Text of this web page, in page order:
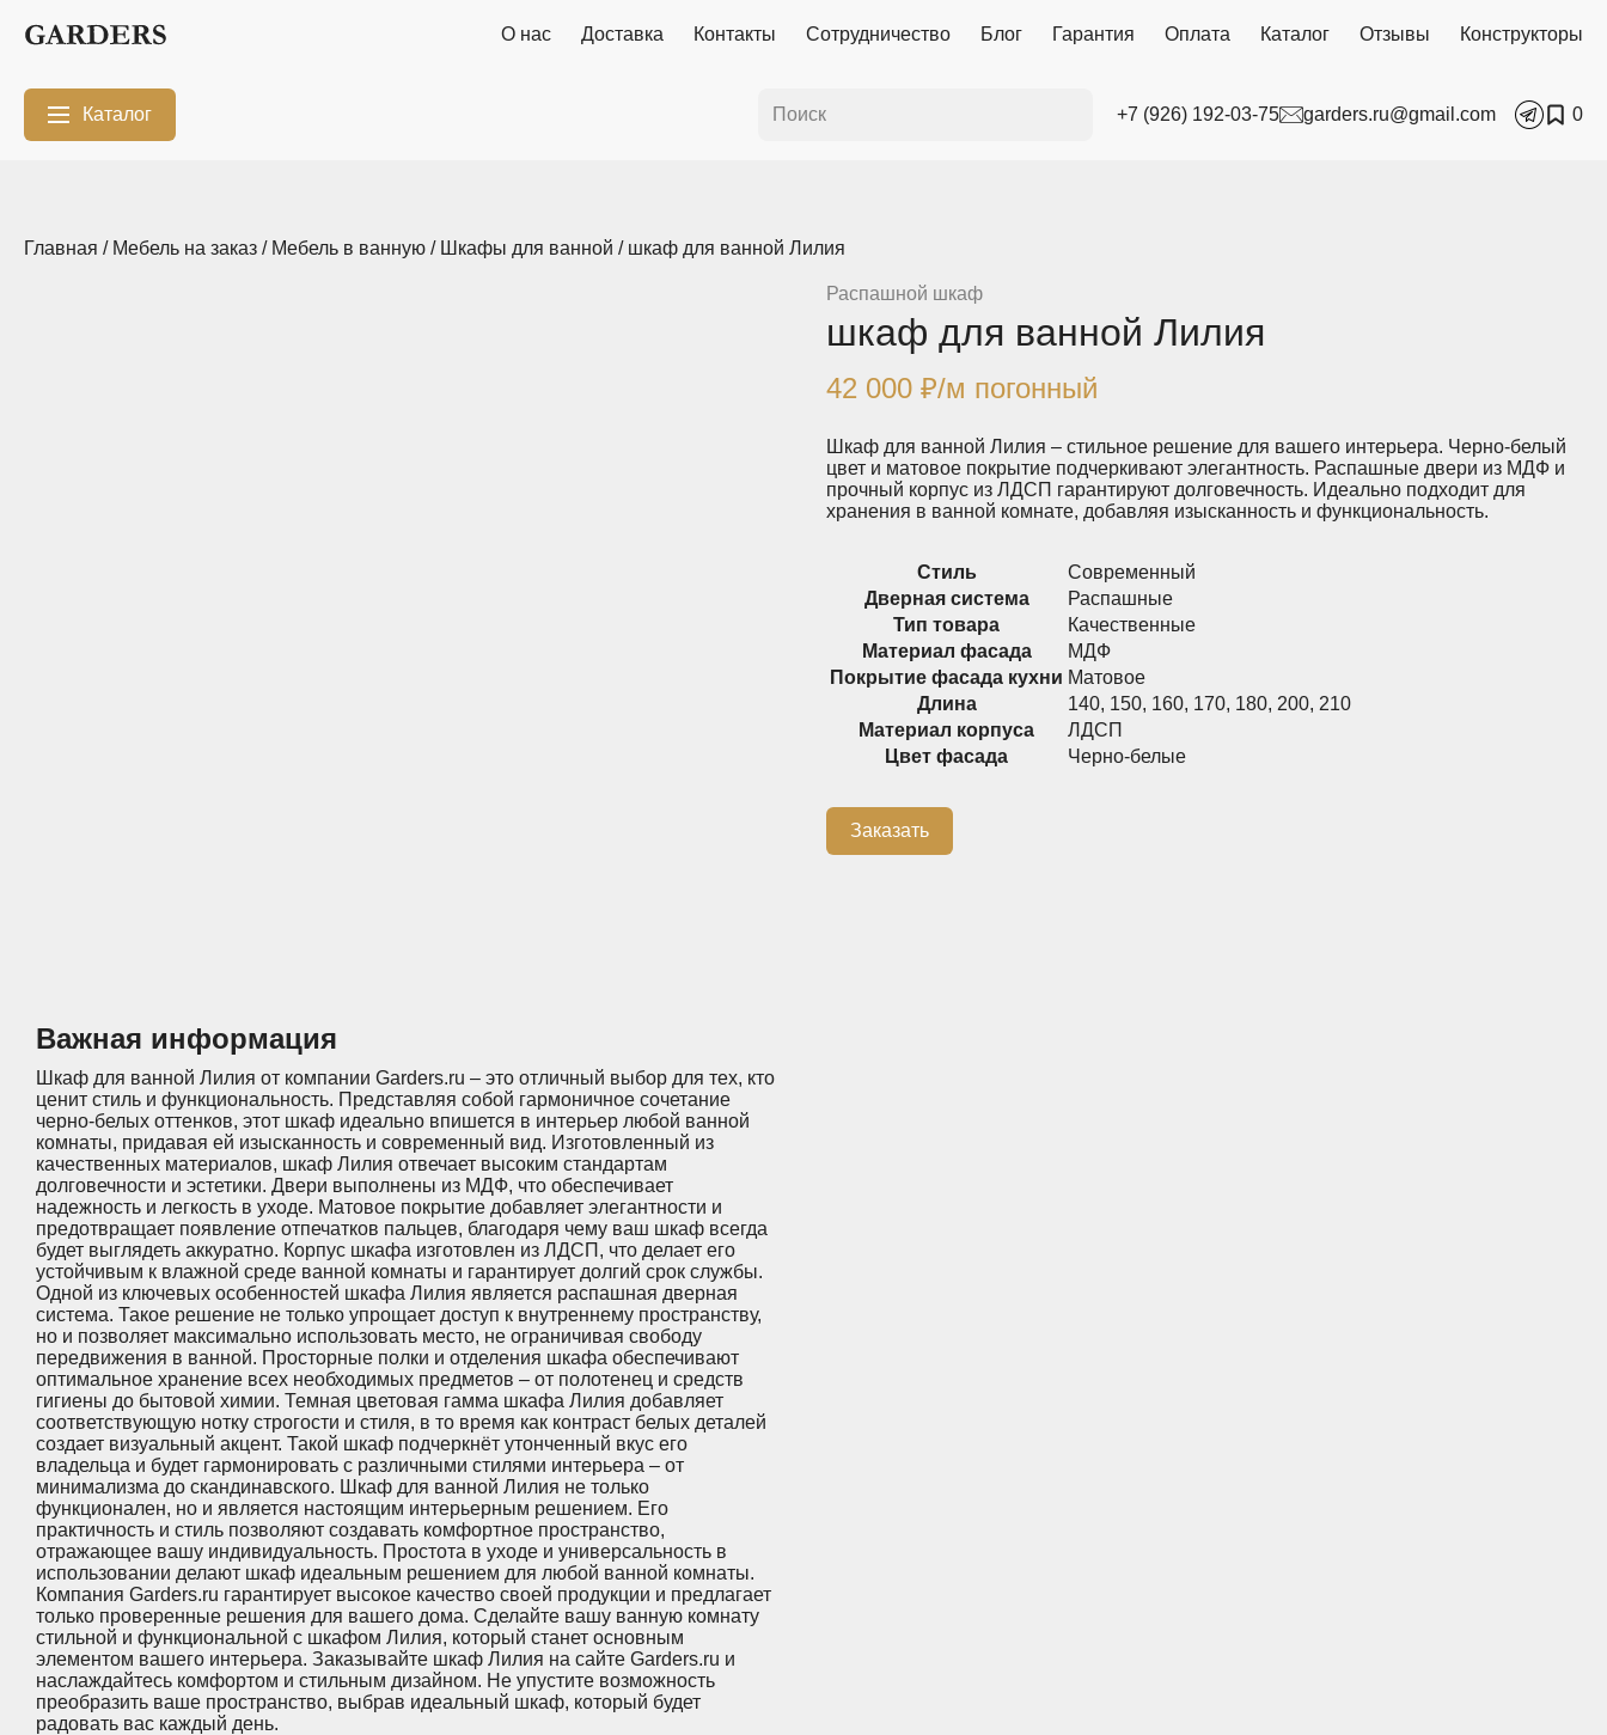
О нас Доставка Контакты Сотрудничество Блог Гарантия Оплата Каталог Отзывы Конструкторы
Каталог +7 (926) 192-03-75 garders.ru@gmail.com 0
Главная / Мебель на заказ / Мебель в ванную / Шкафы для ванной / шкаф для ванной Лилия
Важная информация
Шкаф для ванной Лилия от компании Garders.ru – это отличный выбор для тех, кто
ценит стиль и функциональность. Представляя собой гармоничное сочетание
черно-белых оттенков, этот шкаф идеально впишется в интерьер любой ванной
комнаты, придавая ей изысканность и современный вид. Изготовленный из
качественных материалов, шкаф Лилия отвечает высоким стандартам
долговечности и эстетики. Двери выполнены из МДФ, что обеспечивает
надежность и легкость в уходе. Матовое покрытие добавляет элегантности и
предотвращает появление отпечатков пальцев, благодаря чему ваш шкаф всегда
будет выглядеть аккуратно. Корпус шкафа изготовлен из ЛДСП, что делает его
устойчивым к влажной среде ванной комнаты и гарантирует долгий срок службы.
Одной из ключевых особенностей шкафа Лилия является распашная дверная
система. Такое решение не только упрощает доступ к внутреннему пространству,
но и позволяет максимально использовать место, не ограничивая свободу
передвижения в ванной. Просторные полки и отделения шкафа обеспечивают
оптимальное хранение всех необходимых предметов – от полотенец и средств
гигиены до бытовой химии. Темная цветовая гамма шкафа Лилия добавляет
соответствующую нотку строгости и стиля, в то время как контраст белых деталей
создает визуальный акцент. Такой шкаф подчеркнёт утонченный вкус его
владельца и будет гармонировать с различными стилями интерьера – от
минимализма до скандинавского. Шкаф для ванной Лилия не только
функционален, но и является настоящим интерьерным решением. Его
практичность и стиль позволяют создавать комфортное пространство,
отражающее вашу индивидуальность. Простота в уходе и универсальность в
использовании делают шкаф идеальным решением для любой ванной комнаты.
Компания Garders.ru гарантирует высокое качество своей продукции и предлагает
только проверенные решения для вашего дома. Сделайте вашу ванную комнату
стильной и функциональной с шкафом Лилия, который станет основным
элементом вашего интерьера. Заказывайте шкаф Лилия на сайте Garders.ru и
наслаждайтесь комфортом и стильным дизайном. Не упустите возможность
преобразить ваше пространство, выбрав идеальный шкаф, который будет
радовать вас каждый день.
Распашной шкаф
шкаф для ванной Лилия
42 000₽/м погонный
Шкаф для ванной Лилия – стильное решение для вашего интерьера. Черно-белый
цвет и матовое покрытие подчеркивают элегантность. Распашные двери из МДФ и
прочный корпус из ЛДСП гарантируют долговечность. Идеально подходит для
хранения в ванной комнате, добавляя изысканность и функциональность.
Стиль
Современный
Дверная система
Распашные
Тип товара
Качественные
Материал фасада
МДФ
Покрытие фасада кухни Матовое
Длина
140, 150, 160, 170, 180, 200, 210
Материал корпуса
ЛДСП
Цвет фасада
Черно-белые
Заказать